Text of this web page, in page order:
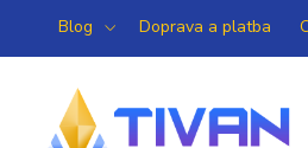
Blog Doprava a platba